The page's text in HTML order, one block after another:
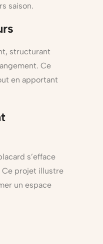
saison.
structurant
Ce
en apportant
s’efface
Ce projet illustre
un espace